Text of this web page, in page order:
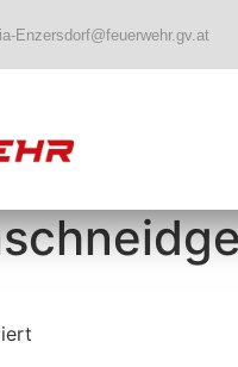
Enzersdorf@feuerwehr.gv.at